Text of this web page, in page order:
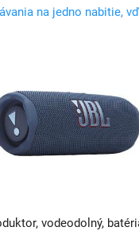
na jedno nabitie,
vodeodolný,